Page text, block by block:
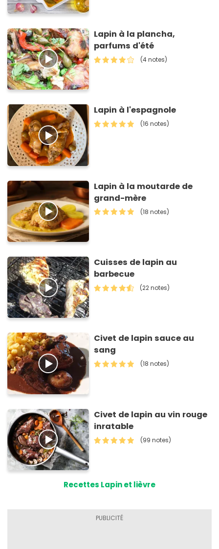
Lapin à la plancha,
parfums d'été
(4 notes)
Lapin à l'espagnole
(16 notes)
Lapin à la moutarde de
grand-mère
(18 notes)
Cuisses de lapin au
barbecue
(22 notes)
Civet de lapin sauce au
sang
(18 notes)
Civet de lapin au vin rouge
inratable
(99 notes)
Recettes Lapin et lièvre